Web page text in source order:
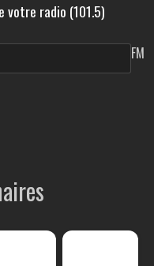
votre radio (101.5)
FM